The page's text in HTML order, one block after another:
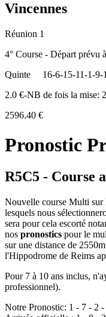
Vincennes
Réunion 1
4° Course - Départ prévu
Quinte
16-6-15-11-1-9-
2.0 €-NB de fois la mise:
2596.40 €
Pronostic
R5C5 - Course
Nouvelle course Multi sur
lesquels nous
sera pour cela escorté
nos pronostics pour le
sur une distance de
l'Hippodrome de Reims
Pour 7 à 10 ans inclus,
professionnel).
Notre Pronostic: 1 - 7 - 2 -